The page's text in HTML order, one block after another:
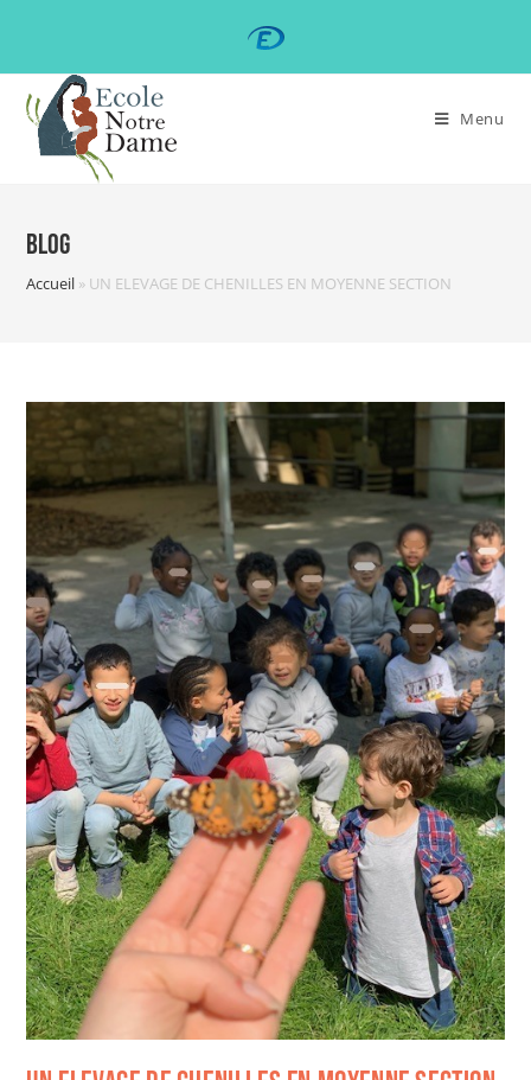
Menu
Blog
Accueil » UN ELEVAGE DE CHENILLES EN MOYENNE SECTION